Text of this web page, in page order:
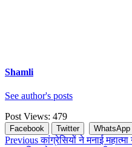
Shamli
See author's posts
Post Views: 479
Facebook Twitter WhatsApp
Continue
Previousकांग्रेसियों ने मनाई